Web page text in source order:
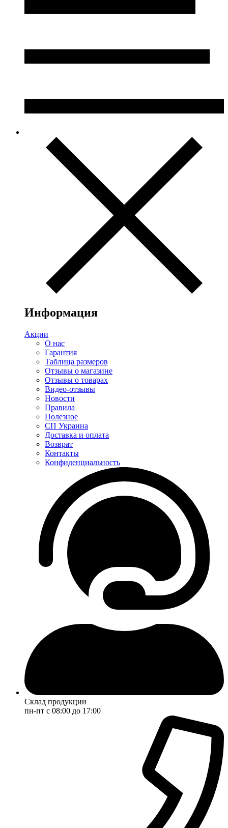
Информация
Акции
О нас
Гарантия
Таблица размеров
Отзывы о магазине
Отзывы о товарах
Видео-отзывы
Новости
Правила
Полезное
СП Украина
Доставка и оплата
Возврат
Контакты
Конфиденциальность
Склад продукции
пн-пт с 08:00 до 17:00